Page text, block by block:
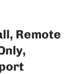
Remote